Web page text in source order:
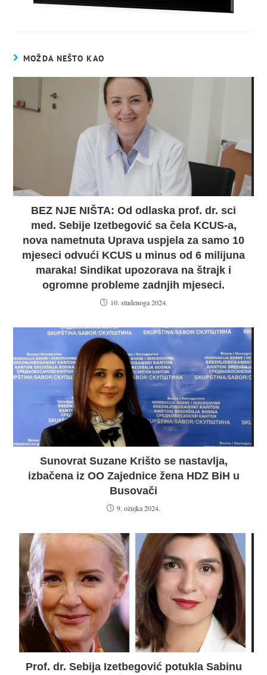
MOŽDA NEŠTO KAO
BEZ NJE NIŠTA: Od odlaska prof. dr. sci
med. Sebije Izetbegović sa čela KCUS-a,
nova nametnuta Uprava uspjela za samo 10
mjeseci odvući KCUS u minus od 6 milijuna
maraka! Sindikat upozorava na štrajk i
ogromne probleme zadnjih mjeseci.
10. studenoga 2024.
Sunovrat Suzane Krišto se nastavlja,
izbačena iz OO Zajednice žena HDZ BiH u
Busovači
9. ožujka 2024.
Prof. dr. Sebija Izetbegović potukla Sabinu